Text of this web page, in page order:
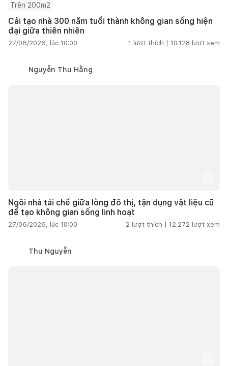
Trên 200m2
Cải tạo nhà 300 năm tuổi thành không gian sống hiện
đại giữa thiên nhiên
27/06/2026, lúc 10:00 1 lượt thích | 10.128 lượt xem
Nguyễn Thu Hằng
Ngôi nhà tái chế giữa lòng đô thị, tận dụng vật liệu cũ
để tạo không gian sống linh hoạt
27/06/2026, lúc 10:00 2 lượt thích | 12.272 lượt xem
Thu Nguyễn